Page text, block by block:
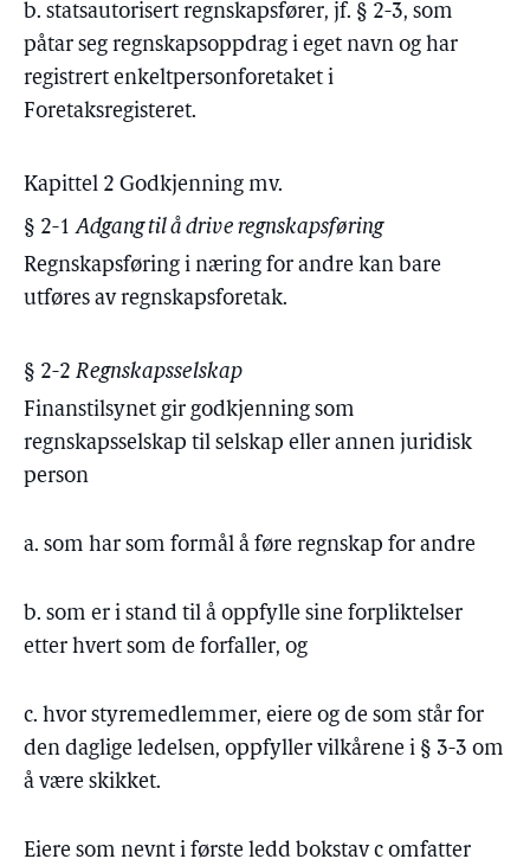
b. statsautorisert regnskapsfører, jf. § 2-3, som
påtar seg regnskapsoppdrag i eget navn og har
registrert enkeltpersonforetaket i
Foretaksregisteret.
Kapittel 2 Godkjenning mv.
§ 2-1Adgang til å drive regnskapsføring
Regnskapsføring i næring for andre kan bare
utføres av regnskapsforetak.
§ 2-2 Regnskapsselskap
Finanstilsynet gir godkjenning som
regnskapsselskap til selskap eller annen juridisk
person
a. som har som formål å føre regnskap for andre
b. som er i stand til å oppfylle sine forpliktelser
etter hvert som de forfaller, og
c. hvor styremedlemmer, eiere og de som står for
den daglige ledelsen, oppfyller vilkårene i § 3-3 om
å være skikket.
Eiere som nevnt i første ledd bokstav c omfatter